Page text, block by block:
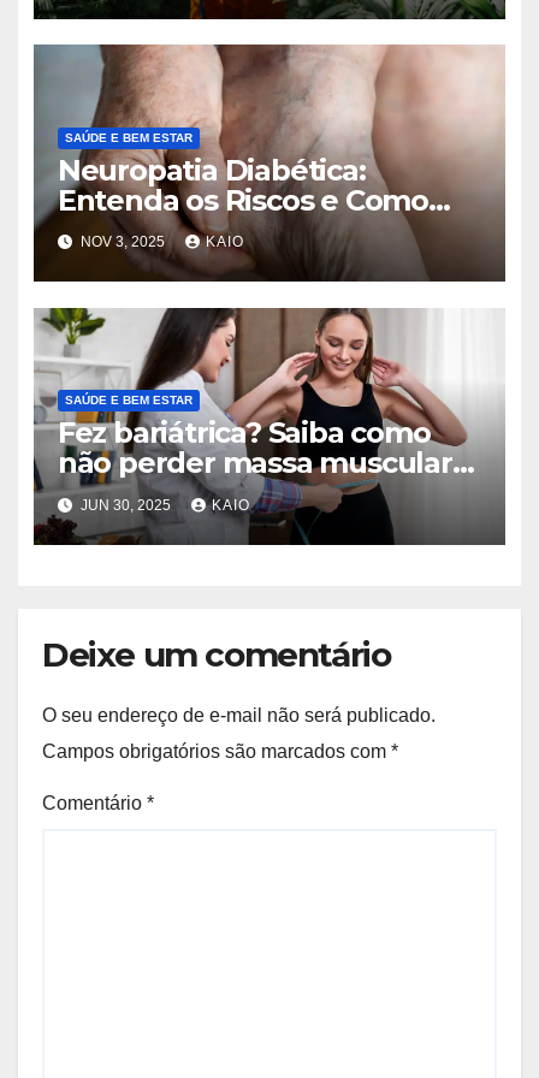
SAÚDE E BEM ESTAR
Neuropatia Diabética:
Entenda os Riscos e Como
Prevenir Complicações
NOV 3, 2025 KAIO
SAÚDE E BEM ESTAR
Fez bariátrica? Saiba como
não perder massa muscular
após a cirurgia
JUN 30, 2025 KAIO
Deixe um comentário
O seu endereço de e-mail não será publicado.
Campos obrigatórios são marcados com *
Comentário *